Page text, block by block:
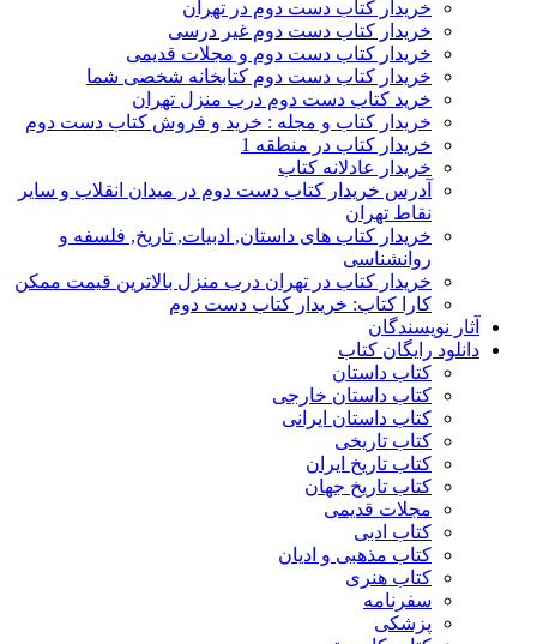
خریدار کتاب دست دوم در تهران
خریدار کتاب دست دوم غیر درسی
خریدار کتاب دست دوم و مجلات قدیمی
خریدار کتاب دست دوم کتابخانه شخصی شما
خرید کتاب دست دوم درب منزل تهران
خریدار کتاب و مجله : خرید و فروش کتاب دست دوم
خریدار کتاب در منطقه 1
خریدار عادلانه کتاب
آدرس خریدار کتاب دست دوم در میدان انقلاب و سایر
نقاط تهران
خریدار کتاب های داستان, ادبیات, تاریخ, فلسفه و
روانشناسی
خریدار کتاب در تهران درب منزل بالاترین قیمت ممکن
کارا کتاب: خریدار کتاب دست دوم
آثار نویسندگان
دانلود رایگان کتاب
کتاب داستان
کتاب داستان خارجی
کتاب داستان ایرانی
کتاب تاریخی
کتاب تاریخ ایران
کتاب تاریخ جهان
مجلات قدیمی
کتاب ادبی
کتاب مذهبی و ادیان
کتاب هنری
سفرنامه
پزشکی